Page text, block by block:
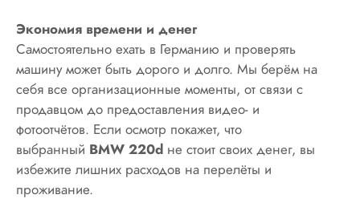
Экономия времени и денег
Самостоятельно ехать в Германию и проверять
машину может быть дорого и долго. Мы берём на
себя все организационные моменты, от связи с
продавцом до предоставления видео- и
фотоотчётов. Если осмотр покажет, что
выбранный BMW 220d не стоит своих денег, вы
избежите лишних расходов на перелёты и
проживание.